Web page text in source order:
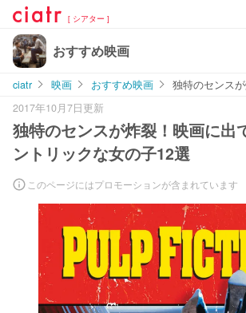
[ シアター ]
おすすめ映画
ciatr 映画 おすすめ映画
独特のセンス
2017年10月7日更新
独特のセンスが炸裂！映画に出
ントリックな女の子12選
このページにはプロモーションが含まれています